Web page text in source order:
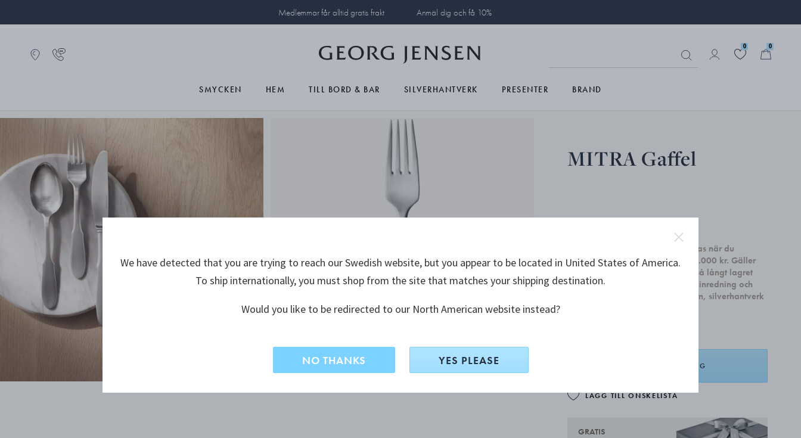
Medlemmar får alltid gratis frakt Anmäl dig och få 10%
0 0
SMYCKEN HEM TILL BORD & BAR SILVERHANTVERK PRESENTER BRAND
MITRA Gaffel
Få ett set med två Sky Cocktail glas när du
handlar heminredning för minst 4.000 kr. Gäller
till och med den 31 august, eller så långt lagret
räcker. Kampanjen gäller all heminredning och
kan inte kombineras med smycken, silverhantverk
LÄGG I VARUKORG
LÄGG TILL ÖNSKELISTA
GRATIS
We have detected that you are trying to reach our Swedish website, but you appear to be located in United States of America.
To ship internationally, you must shop from the site that matches your shipping destination.
Would you like to be redirected to our North American website instead?
NO THANKS YES PLEASE